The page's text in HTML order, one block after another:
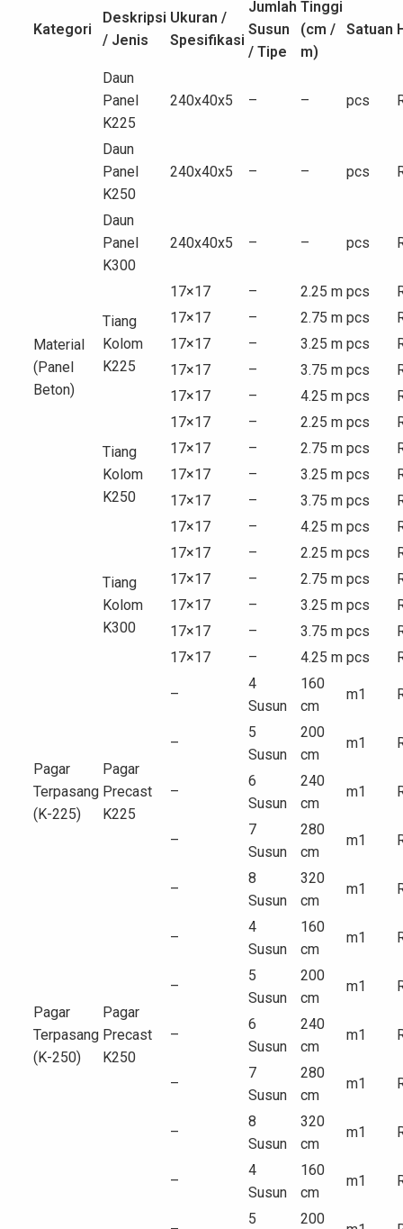
Kategori
Deskripsi
/ Jenis
Ukuran /
Spesifikasi
Jumlah
Susun
/ Tipe
Tinggi
(cm /
m)
Satuan
Material
(Panel
Beton)
Daun
Panel
K225
240x40x5 – – pcs
Daun
Panel
K250
240x40x5 – – pcs
Daun
Panel
K300
240x40x5 – – pcs
Tiang
Kolom
K225
17×17 – 2.25 m pcs
17×17
– 2.75 m pcs
17×17
– 3.25 m pcs
17×17
– 3.75 m pcs
17×17
– 4.25 m pcs
Tiang
Kolom
K250
17×17 – 2.25 m pcs
17×17
– 2.75 m pcs
17×17
– 3.25 m pcs
17×17
– 3.75 m pcs
17×17
– 4.25 m pcs
Tiang
Kolom
K300
17×17 – 2.25 m pcs
17×17
– 2.75 m pcs
17×17
– 3.25 m pcs
17×17
– 3.75 m pcs
17×17
– 4.25 m pcs
Pagar
Terpasang
(K-225)
Pagar
Precast
K225
–
4
Susun
160
cm
m1
–
5
Susun
200
cm
m1
–
6
Susun
240
cm
m1
–
7
Susun
280
cm
m1
–
8
Susun
320
cm
m1
Pagar
Terpasang
(K-250)
Pagar
Precast
K250
–
4
Susun
160
cm
m1
–
5
Susun
200
cm
m1
–
6
Susun
240
cm
m1
–
7
Susun
280
cm
m1
–
8
Susun
320
cm
m1
–
4
Susun
160
cm
m1
5 200